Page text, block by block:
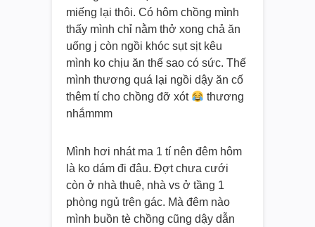
miếng lại thôi. Có hôm chồng mình
thấy mình chỉ nằm thở xong chả ăn
uống j còn ngồi khóc sụt sịt kêu
mình ko chịu ăn thế sao có sức. Thế
mình thương quá lại ngồi dậy ăn cố
thêm tí cho chồng đỡ xót
thương
nhắmmm
Mình hơi nhát ma 1 tí nên đêm hôm
là ko dám đi đâu. Đợt chưa cưới
còn ở nhà thuê, nhà vs ở tầng 1
phòng ngủ trên gác. Mà đêm nào
mình buồn tè chồng cũng dậy dẫn